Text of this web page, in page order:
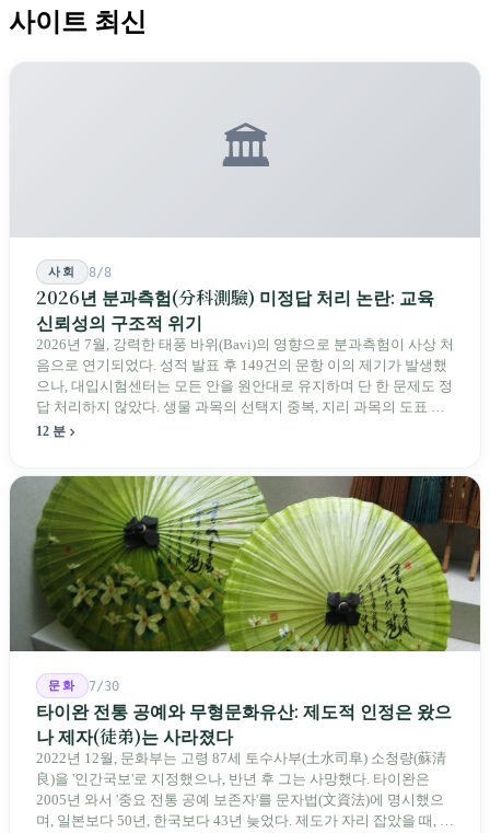
사이트 최신
🏛️
사회 8/8
2026년 분과측험(分科測驗) 미정답 처리 논란: 교육
신뢰성의 구조적 위기
2026년 7월, 강력한 태풍 바위(Bavi)의 영향으로 분과측험이 사상 처
음으로 연기되었다. 성적 발표 후 149건의 문항 이의 제기가 발생했
으나, 대입시험센터는 모든 안을 원안대로 유지하며 단 한 문제도 정
답 처리하지 않았다. 생물 과목의 선택지 중복, 지리 과목의 도표 오
류 등에 대해 당국은 "답안 작성에 영향이 없다"라고만 답했다. 국회
12 분
문화 7/30
타이완 전통 공예와 무형문화유산: 제도적 인정은 왔으
나 제자(徒弟)는 사라졌다
2022년 12월, 문화부는 고령 87세 토수사부(土水司阜) 소청량(蘇清
良)을 '인간국보'로 지정했으나, 반년 후 그는 사망했다. 타이완은
2005년 와서 '중요 전통 공예 보존자'를 문자법(文資法)에 명시했으
며, 일본보다 50년, 한국보다 43년 늦었다. 제도가 자리 잡았을 때, 제